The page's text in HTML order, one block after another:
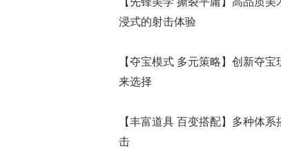
浸式的射击体验
【夺宝模式 多元策略】创新夺
来选择
【丰富道具 百变搭配】多种体
击